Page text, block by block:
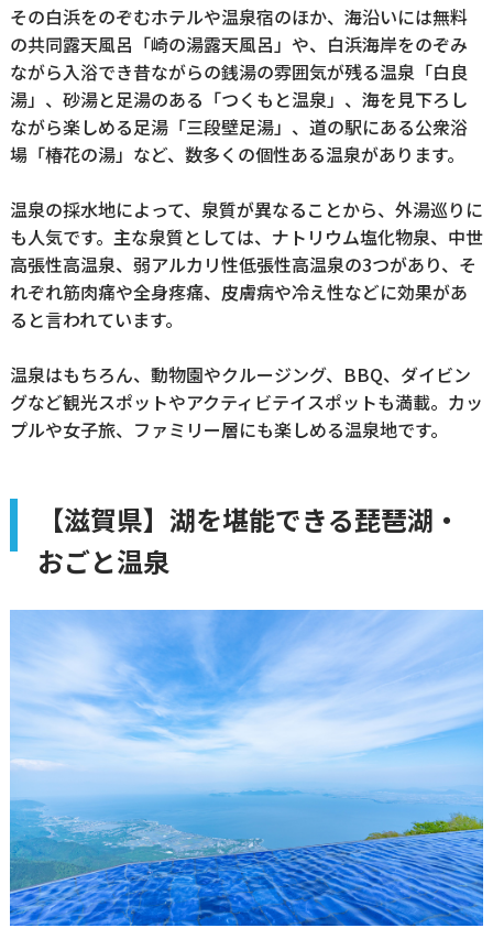
その白浜をのぞむホテルや温泉宿のほか、海沿いには無料
の共同露天風呂「崎の湯露天風呂」や、白浜海岸をのぞみ
ながら入浴でき昔ながらの銭湯の雰囲気が残る温泉「白良
湯」、砂湯と足湯のある「つくもと温泉」、海を見下ろし
ながら楽しめる足湯「三段壁足湯」、道の駅にある公衆浴
場「椿花の湯」など、数多くの個性ある温泉があります。
温泉の採水地によって、泉質が異なることから、外湯巡りに
も人気です。主な泉質としては、ナトリウム塩化物泉、中世
高張性高温泉、弱アルカリ性低張性高温泉の3つがあり、そ
れぞれ筋肉痛や全身疼痛、皮膚病や冷え性などに効果があ
ると言われています。
温泉はもちろん、動物園やクルージング、BBQ、ダイビン
グなど観光スポットやアクティビテイスポットも満載。カッ
プルや女子旅、ファミリー層にも楽しめる温泉地です。
【滋賀県】湖を堪能できる琵琶湖・
おごと温泉